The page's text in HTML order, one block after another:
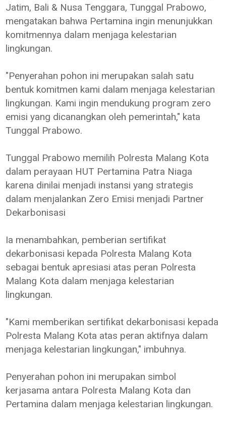
Jatim, Bali & Nusa Tenggara, Tunggal Prabowo,
mengatakan bahwa Pertamina ingin menunjukkan
komitmennya dalam menjaga kelestarian
lingkungan.
"Penyerahan pohon ini merupakan salah satu
bentuk komitmen kami dalam menjaga kelestarian
lingkungan. Kami ingin mendukung program zero
emisi yang dicanangkan oleh pemerintah," kata
Tunggal Prabowo.
Tunggal Prabowo memilih Polresta Malang Kota
dalam perayaan HUT Pertamina Patra Niaga
karena dinilai menjadi instansi yang strategis
dalam menjalankan Zero Emisi menjadi Partner
Dekarbonisasi
Ia menambahkan, pemberian sertifikat
dekarbonisasi kepada Polresta Malang Kota
sebagai bentuk apresiasi atas peran Polresta
Malang Kota dalam menjaga kelestarian
lingkungan.
"Kami memberikan sertifikat dekarbonisasi kepada
Polresta Malang Kota atas peran aktifnya dalam
menjaga kelestarian lingkungan," imbuhnya.
Penyerahan pohon ini merupakan simbol
kerjasama antara Polresta Malang Kota dan
Pertamina dalam menjaga kelestarian lingkungan.